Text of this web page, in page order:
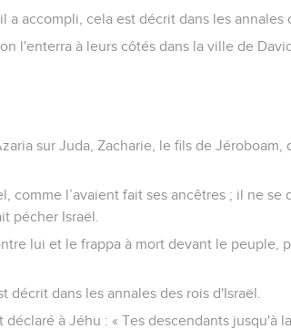
a accompli, cela est décrit dans les annales
l'enterra à leurs côtés dans la ville de
sur Juda, Zacharie, le fils de Jéroboam,
comme l’avaient fait ses ancêtres ; il ne se
pécher Israël.
lui et le frappa à mort devant le peuple,
décrit dans les annales des rois d'Israël.
à Jéhu : « Tes descendants jusqu'à